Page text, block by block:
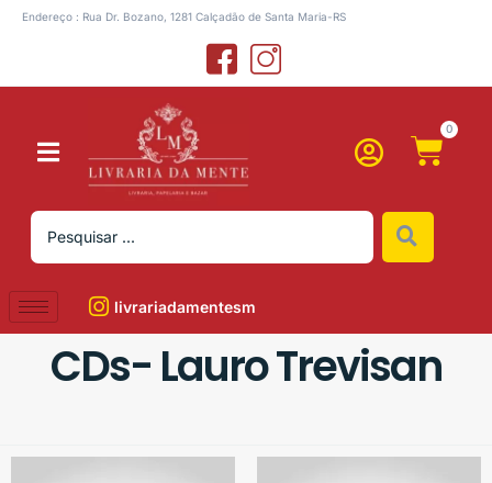
Endereço : Rua Dr. Bozano, 1281 Calçadão de Santa Maria-RS
0
livrariadamentesm
CDs- Lauro Trevisan